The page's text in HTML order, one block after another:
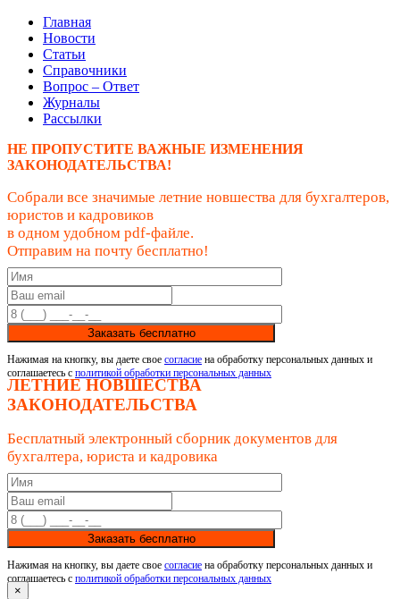
Главная
Новости
Статьи
Справочники
Вопрос – Ответ
Журналы
Рассылки
НЕ ПРОПУСТИТЕ ВАЖНЫЕ ИЗМЕНЕНИЯ
ЗАКОНОДАТЕЛЬСТВА!
Собрали все значимые летние новшества для бухгалтеров,
юристов и кадровиков
в одном удобном pdf-файле.
Отправим на почту бесплатно!
Заказать бесплатно
Нажимая на кнопку, вы даете свое согласие на обработку персональных данных и
соглашаетесь с политикой обработки персональных данных
ЛЕТНИЕ НОВШЕСТВА
ЗАКОНОДАТЕЛЬСТВА
Бесплатный электронный сборник документов для
бухгалтера, юриста и кадровика
Заказать бесплатно
Нажимая на кнопку, вы даете свое согласие на обработку персональных данных и
соглашаетесь с политикой обработки персональных данных
×